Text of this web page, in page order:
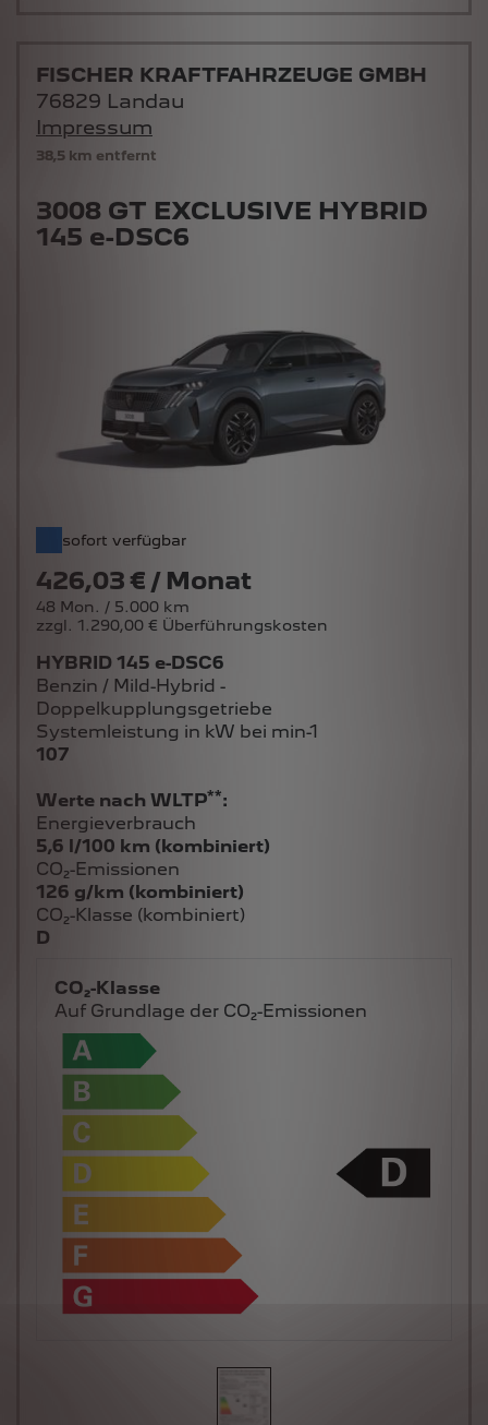
38,5 km entfernt
3008 GT EXCLUSIVE HYBRID
145 e-DSC6
sofort verfügbar
426,03 € / Monat
48 Mon. / 5.000 km
zzgl. 1.290,00 € Überführungskosten
FISCHER KRAFTFAHRZEUGE GMBH
76829 Landau
Impressum
HYBRID 145 e-DSC6
Benzin / Mild-Hybrid -
Doppelkupplungsgetriebe
Systemleistung in kW bei min-1
107
Werte nach WLTP**:
Energieverbrauch
5,6 l/100 km (kombiniert)
CO₂-Emissionen
126 g/km (kombiniert)
CO₂-Klasse (kombiniert)
D
CO₂-Klasse
Auf Grundlage der CO₂-Emissionen